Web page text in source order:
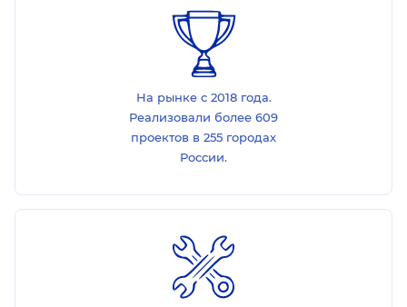
На рынке с 2018 года.
Реализовали более 609
проектов в 255 городах
России.